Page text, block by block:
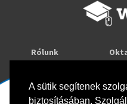
A sütik segítenek
biztosításában.
Rólunk